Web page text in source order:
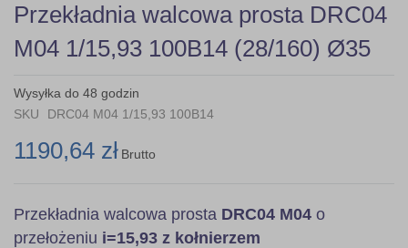
Skip
to
the
beginning
the
images
Przekładnia walcowa prosta DRC04
M04 1/15,93 100B14 (28/160) Ø35
Wysyłka do 48 godzin
SKU
DRC04 M04 1/15,93 100B14
1190,64 zł Brutto
Przekładnia walcowa prosta DRC04 M04 o
przełożeniu i=15,93 z kołnierzem